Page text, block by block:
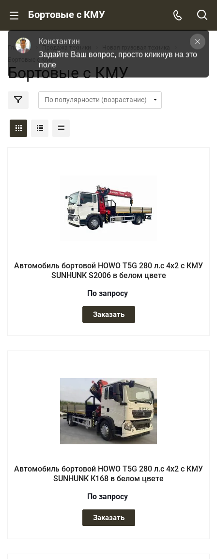
Бортовые с КМУ
Главная
Бортовые с КМУ
Бортовые с КМУ
Автомобиль бортовой HOWO T5G 280 л.с 4x2 с КМУ
SUNHUNK S2006 в белом цвете
По запросу
Заказать
Автомобиль бортовой HOWO T5G 280 л.с 4x2 с КМУ
SUNHUNK К168 в белом цвете
По запросу
Заказать
Константин
Задайте Ваш вопрос, просто кликнув на это
поле